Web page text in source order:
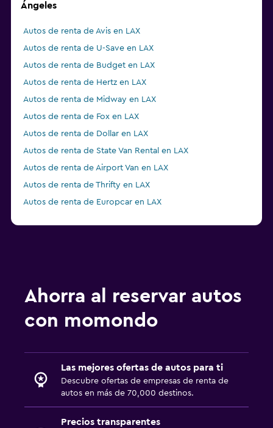
Ángeles
Autos de renta de Avis en LAX
Autos de renta de U-Save en LAX
Autos de renta de Budget en LAX
Autos de renta de Hertz en LAX
Autos de renta de Midway en LAX
Autos de renta de Fox en LAX
Autos de renta de Dollar en LAX
Autos de renta de State Van Rental en LAX
Autos de renta de Airport Van en LAX
Autos de renta de Thrifty en LAX
Autos de renta de Europcar en LAX
Ahorra al reservar autos
con momondo
Las mejores ofertas de autos para ti
Descubre ofertas de empresas de renta de
autos en más de 70,000 destinos.
Precios transparentes